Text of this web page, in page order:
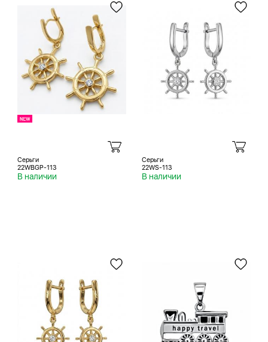
Серьги
22WBGP-113
В наличии
Серьги
22WS-113
В наличии